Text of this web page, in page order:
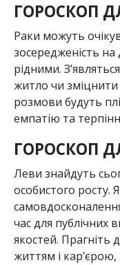
ГОРОСКОП
Раки можуть
зосередженість
рідними.
житло чи зміцнити
розмови будуть
емпатію та
ГОРОСКОП
Леви знайдуть
особистого
час для публічних
якостей. Прагніть
життям і